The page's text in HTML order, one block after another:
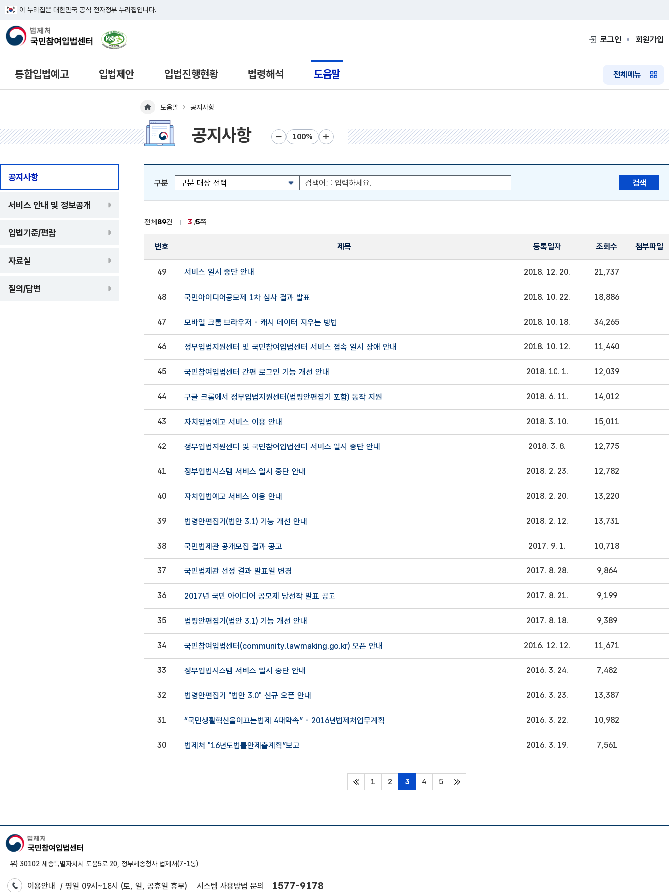
이 누리집은 대한민국 공식 전자정부 누리집입니다.
한국웹접근성인증평가원 웹접근성 사이트 새창열림으로 이동 로그인 회원가입
통합입법예고 입법제안 입법진행현황 법령해석 도움말 전체메뉴
공지사항
서비스 안내 및 정보공개
입법기준/편람
자료실
질의/답변
메인페이지 이동
도움말 공지사항
공지사항 화면크기 축소화면크기 초기화
화면크기 확대
구분
전체 89건 3 5쪽
번호 제목 등록일자 조회수 첨부파일
49 서비스 일시 중단 안내 2018. 12. 20. 21,737
48 국민아이디어공모제 1차 심사 결과 발표 2018. 10. 22. 18,886
47 모바일 크롬 브라우저 - 캐시 데이터 지우는 방법 2018. 10. 18. 34,265
46 정부입법지원센터 및 국민참여입법센터 서비스 접속 일시 장애 안내 2018. 10. 12. 11,440
45 국민참여입법센터 간편 로그인 기능 개선 안내 2018. 10. 1. 12,039
44 구글 크롬에서 정부입법지원센터(법령안편집기 포함) 동작 지원 2018. 6. 11. 14,012
43 자치입법예고 서비스 이용 안내 2018. 3. 10. 15,011
42 정부입법지원센터 및 국민참여입법센터 서비스 일시 중단 안내 2018. 3. 8. 12,775
41 정부입법시스템 서비스 일시 중단 안내 2018. 2. 23. 12,782
40 자치입법예고 서비스 이용 안내 2018. 2. 20. 13,220
39 법령안편집기(법안 3.1) 기능 개선 안내 2018. 2. 12. 13,731
38 국민법제관 공개모집 결과 공고 2017. 9. 1. 10,718
37 국민법제관 선정 결과 발표일 변경 2017. 8. 28. 9,864
36 2017년 국민 아이디어 공모제 당선작 발표 공고 2017. 8. 21. 9,199
35 법령안편집기(법안 3.1) 기능 개선 안내 2017. 8. 18. 9,389
34 국민참여입법센터(community.lawmaking.go.kr) 오픈 안내 2016. 12. 12. 11,671
33 정부입법시스템 서비스 일시 중단 안내 2016. 3. 24. 7,482
32 법령안편집기 "법안 3.0" 신규 오픈 안내 2016. 3. 23. 13,387
31 “국민생활혁신을이끄는법제 4대약속” - 2016년법제처업무계획 2016. 3. 22. 10,982
30 법제처 "16년도법률안제출계획”보고 2016. 3. 19. 7,561
처음페이지
1 2 3 4 5 마지막페이지
우) 30102 세종특별자치시 도움5로 20, 정부세종청사 법제처(7-1동)
이용안내 / 평일 09시~18시 (토, 일, 공휴일 휴무) 시스템 사용방법 문의 1577-9178